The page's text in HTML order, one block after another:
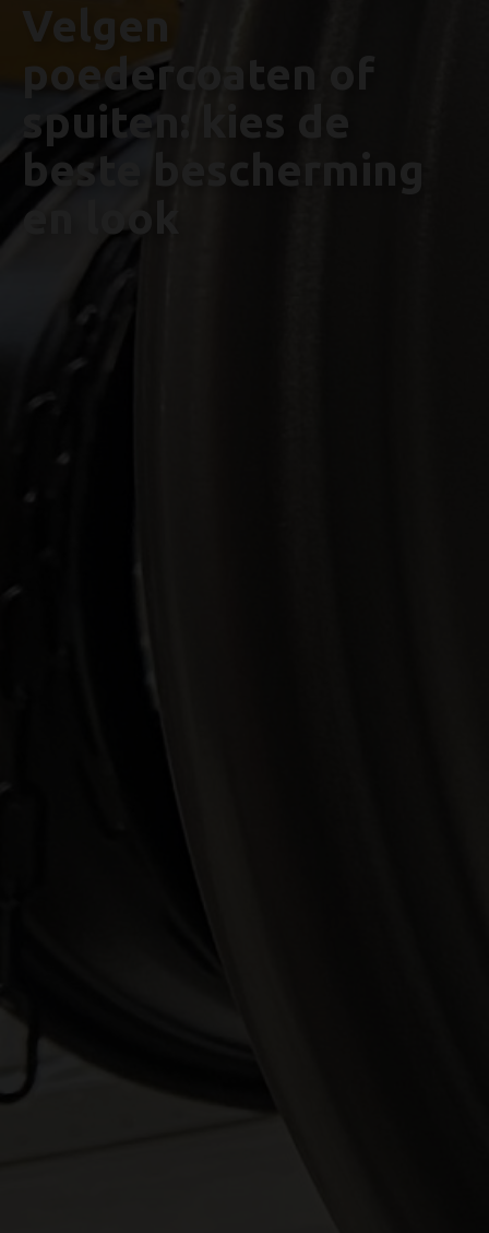
Velgen
poedercoaten of
spuiten: kies de
beste bescherming
en look